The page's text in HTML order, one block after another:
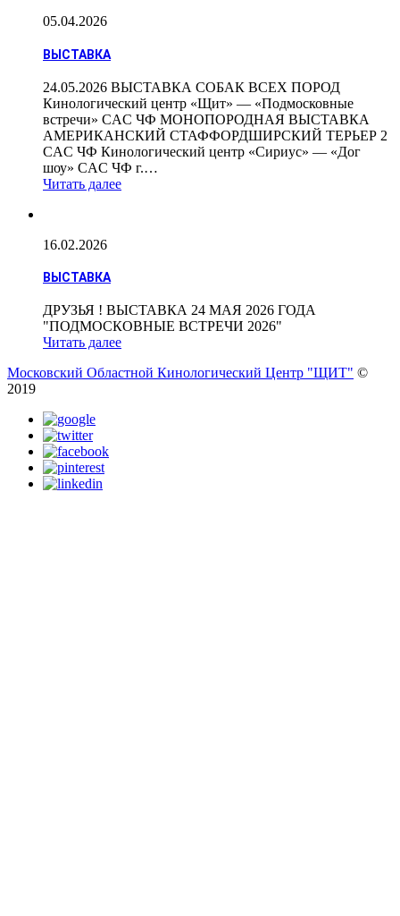
05.04.2026
ВЫСТАВКА
24.05.2026 ВЫСТАВКА СОБАК ВСЕХ ПОРОД
Кинологический центр «Щит» — «Подмосковные
встречи» CAC ЧФ МОНОПОРОДНАЯ ВЫСТАВКА
АМЕРИКАНСКИЙ СТАФФОРДШИРСКИЙ ТЕРЬЕР 2
CAC ЧФ Кинологический центр «Сириус» — «Дог
шоу» CAC ЧФ г.…
Читать далее
16.02.2026
ВЫСТАВКА
ДРУЗЬЯ ! ВЫСТАВКА 24 МАЯ 2026 ГОДА
"ПОДМОСКОВНЫЕ ВСТРЕЧИ 2026"
Читать далее
Московский Областной Кинологический Центр "ЩИТ" ©
2019